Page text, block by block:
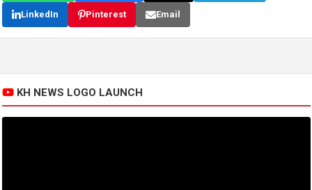
LinkedIn Pinterest Email
KH NEWS LOGO LAUNCH